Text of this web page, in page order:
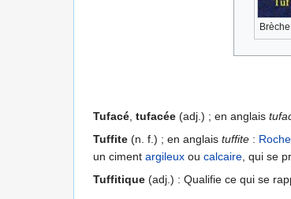
Tufacé tufacée (adj.) ; en anglais
Tuffite (n. f.) ; en anglais tuffite : Roche
un ciment argileux ou calcaire , qui se
Tuffitique (adj.) : Qualifie ce qui se